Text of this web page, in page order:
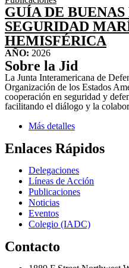
GUÍA DE
SEGURIDAD
HEMISFÉRICA
AÑO: 2026
Sobre la Jid
La Junta Interamericana de
Organización de los Estados
cooperación en seguridad y
facilitando el diálogo y la
Más detalles
Enlaces Rápidos
Delegaciones
Líneas de Acción
Publicaciones
Noticias
Eventos
Colegio (IADC)
Contacto